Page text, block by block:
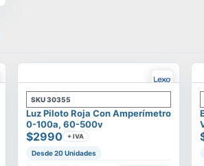
SKU30355
Luz Piloto Roja Con Amperímetro
0-100a, 60-500v
$2990 + IVA
Desde 20 Unidades